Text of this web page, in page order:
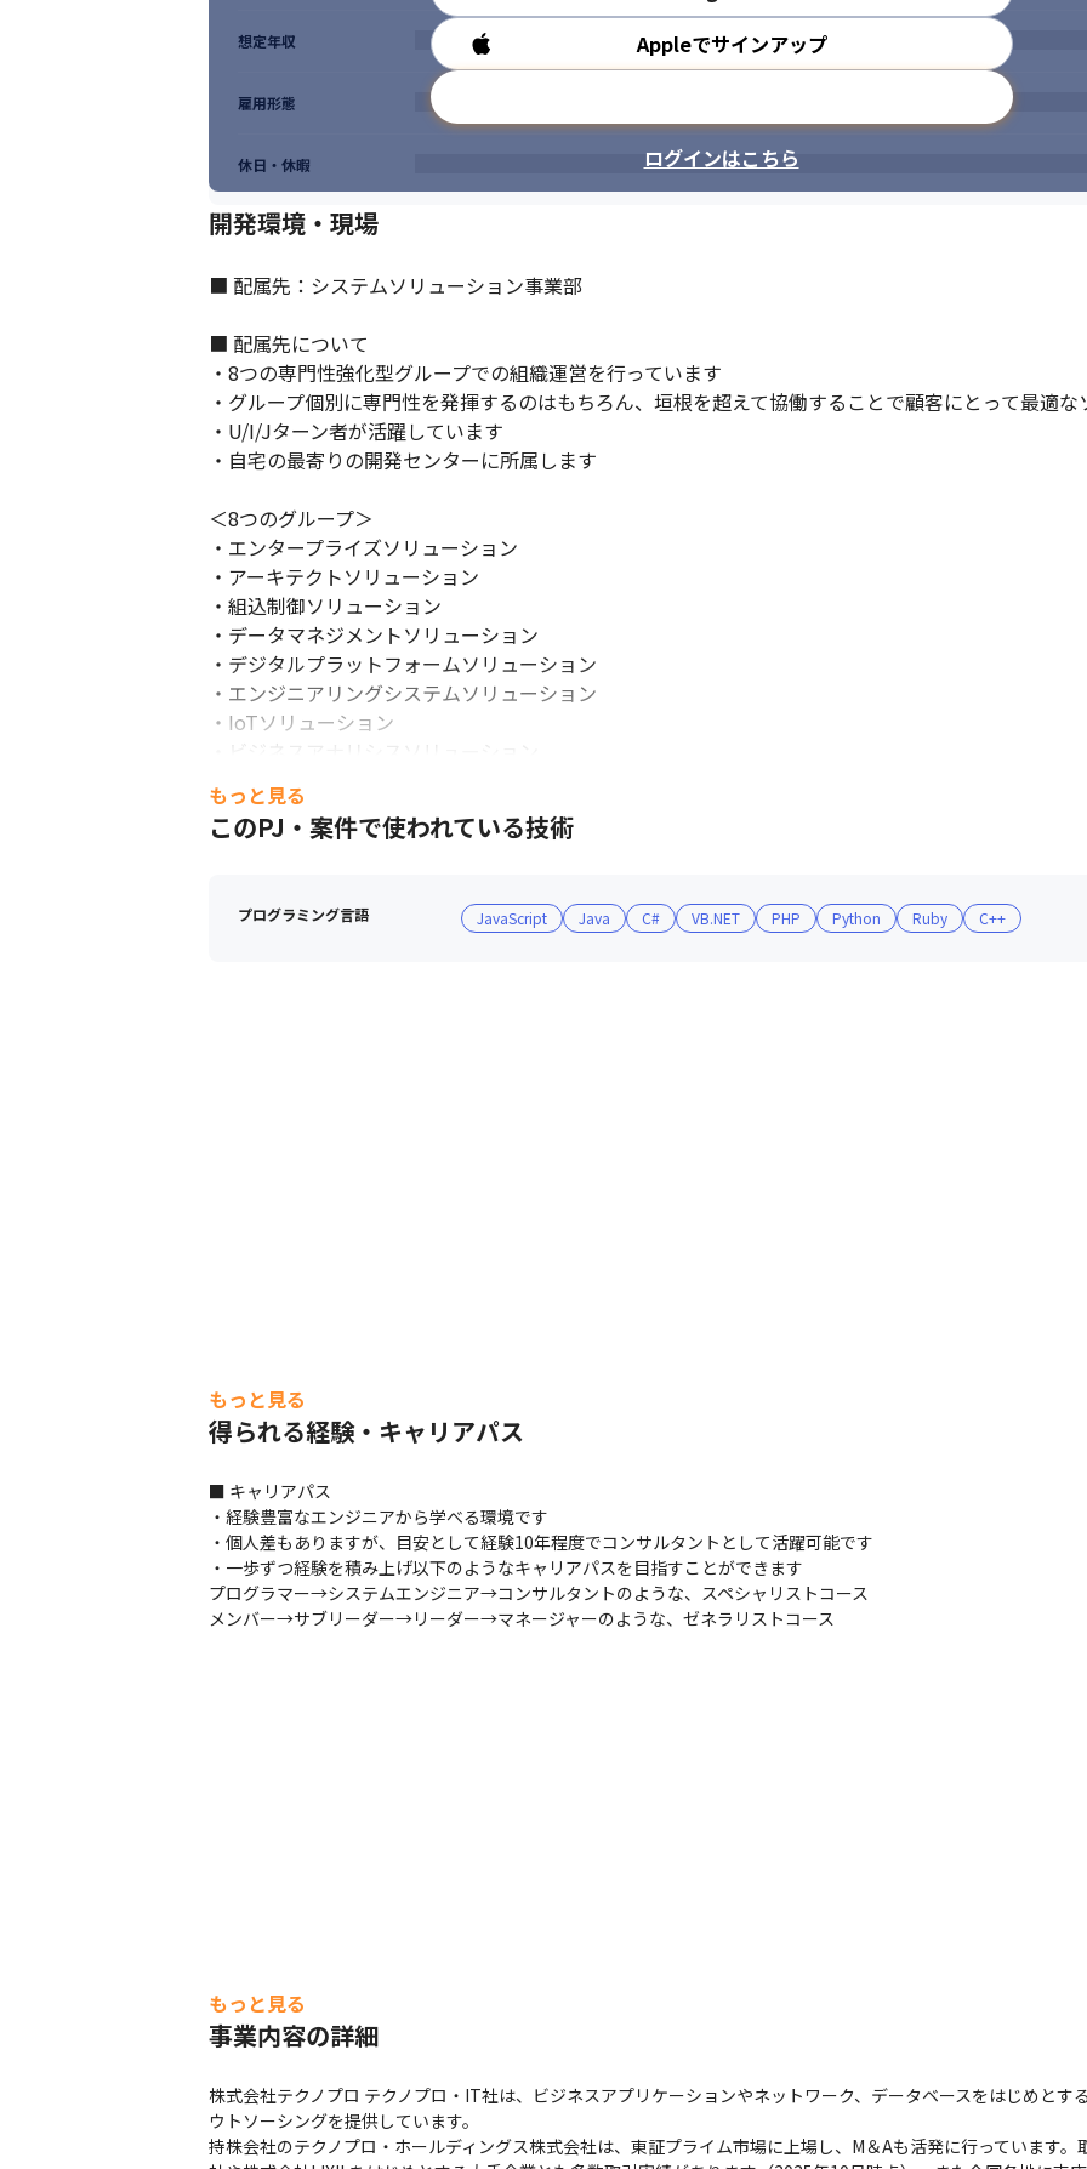
Appleでサインアップ
ログインはこちら
想定年収
雇用形態
休日・休暇
開発環境・現場
■ 配属先：システムソリューション事業部
■ 配属先について
・8つの専門性強化型グループでの組織運営を行っています
・グループ個別に専門性を発揮するのはもちろん、垣根を超えて協働することで顧客にとって最適
・U/I/Jターン者が活躍しています
・自宅の最寄りの開発センターに所属します
＜8つのグループ＞
・エンタープライズソリューション
・アーキテクトソリューション
・組込制御ソリューション
・データマネジメントソリューション
・デジタルプラットフォームソリューション
・エンジニアリングシステムソリューション
・IoTソリューション
・ビジネスアナリシスソリューション
※今後はより広範なプロダクトベンダーとのアライアンスに注力し、製品・ソリューションの幅を広
・部署を超えたコミュニケーションが取りやすい環境です
・定例会で会社の情報を共有するなど、情報に対する透明性が高い職場です
・専門的な知識と経験が豊富な有資格者が相談に対応し、課題やストレスが大きくなる前に、課題解
せるよう、バックアップ体制を整えています
・定期的にメンタルヘルス/セルフケア研修（従業員向け）や、メンタルヘルス/ラインケア研修（管
付く」ことの大切さを啓蒙するとともに、気軽に相談できる雰囲気づくりにも努めています
もっと見る
このPJ・案件で使われている技術
プログラミング言語 JavaScript Java C# VB.NET PHP Python Ruby C++
もっと見る
得られる経験・キャリアパス
■ キャリアパス
・経験豊富なエンジニアから学べる環境です
・個人差もありますが、目安として経験10年程度でコンサルタントとして活躍可能です
・一歩ずつ経験を積み上げ以下のようなキャリアパスを目指すことができます
プログラマー→システムエンジニア→コンサルタントのような、スペシャリストコース
メンバー→サブリーダー→リーダー→マネージャーのような、ゼネラリストコース
もっと見る
事業内容の詳細
株式会社テクノプロ テクノプロ・IT社は、ビジネスアプリケーションやネットワーク、データベースをはじめと
ウトソーシングを提供しています。
持株会社のテクノプロ・ホールディングス株式会社は、東証プライム市場に上場し、M＆Aも活発に行っています